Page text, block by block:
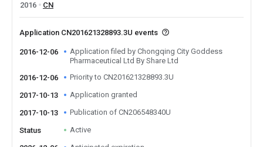
2016
CN
Application CN201621328893.3U events
2016-12-06
Application filed by Chongqing City Goddess
Pharmaceutical Ltd By Share Ltd
2016-12-06
Priority to CN201621328893.3U
2017-10-13 Application granted
2017-10-13 Publication of CN206548340U
Status Active